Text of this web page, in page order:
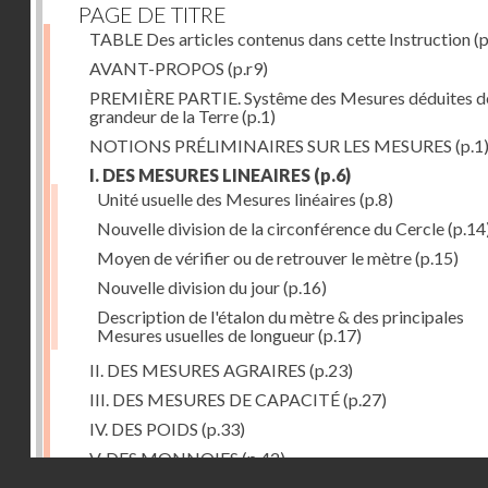
PAGE DE TITRE
TABLE Des articles contenus dans cette Instruction
AVANT-PROPOS (p.r9)
PREMIÈRE PARTIE. Systême des Mesures déduites
grandeur de la Terre(p.1)
NOTIONS PRÉLIMINAIRES SUR LES MESURES (p.1)
I. DES MESURES LINEAIRES (p.6)
Unité usuelle des Mesures linéaires (p.8)
Nouvelle division de la circonférence du Cercle
Moyen de vérifier ou de retrouver le mètre(p.15)
Nouvelle division du jour(p.16)
Description de l'étalon du mètre & des principales
Mesures usuelles de longueur(p.17)
II. DES MESURES AGRAIRES (p.23)
III. DES MESURES DE CAPACITÉ(p.27)
IV. DES POIDS (p.33)
V. DES MONNOIES(p.42)